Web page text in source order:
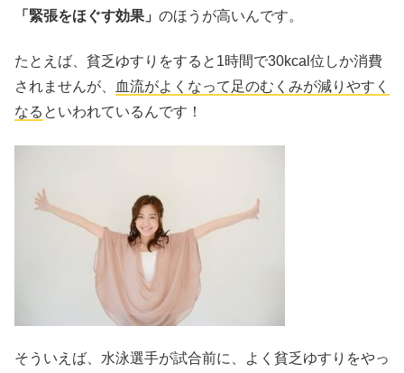
「緊張をほぐす効果」 のほうが高いんです。
たとえば、貧乏ゆすりをすると1時間で30kcal位しか消費
されませんが、
血流がよくなって足のむくみが減りやすく
なる といわれているんです！
そういえば、水泳選手が試合前に、よく貧乏ゆすりをやっ